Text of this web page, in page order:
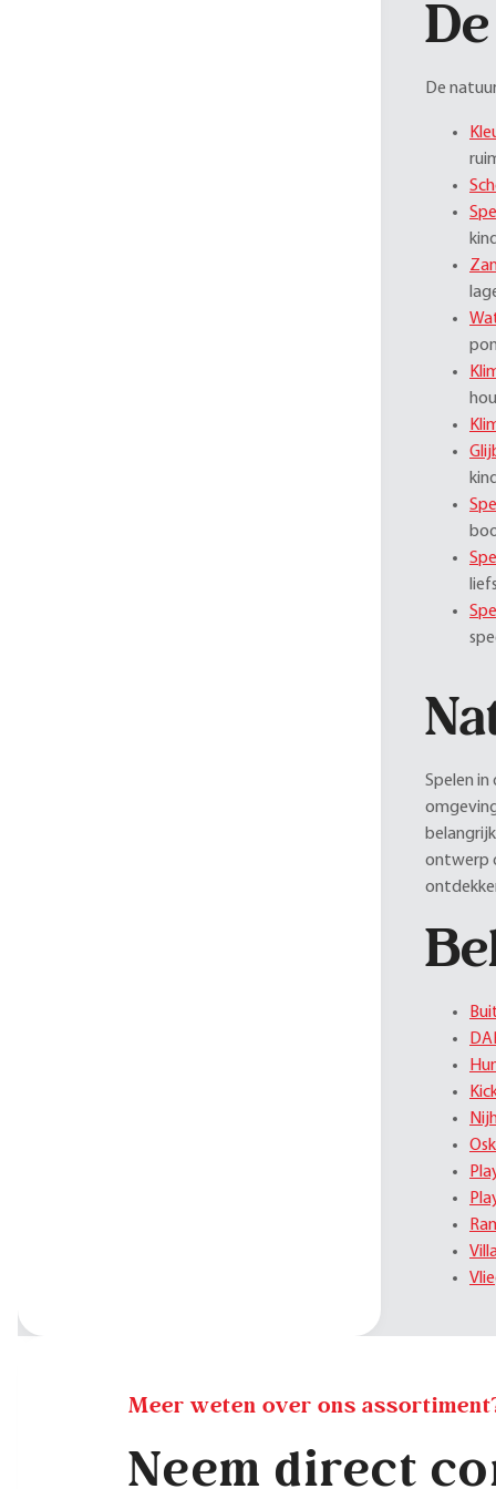
De
Spelen
ontwerp
Meer weten over ons
Neem direct